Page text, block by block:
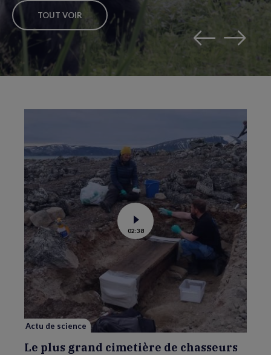
TOUT VOIR
Voir
la
vidéo
grand
cimetière
chasseurs
de
baleines
en
?
02:38
Actu de science
Le plus grand cimetière de chasseurs